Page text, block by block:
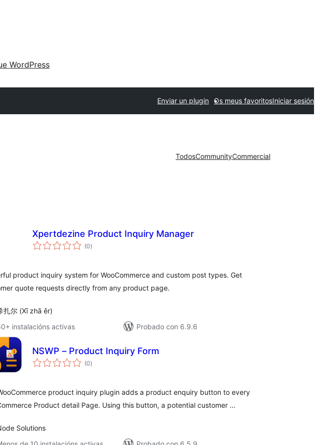
WordPress
Enviar un plugin Os meus favoritosIniciar sesión
TodosCommunityCommercial
Xpertdezine Product Inquiry Manager
(0valoracións
totais
)
product inquiry system for WooCommerce and custom post types. Get
quote requests directly from any product page.
扎尔 (Xī zhā ěr)
instalacións activas
Probado con 6.9.6
NSWP – Product Inquiry Form
(0valoracións
totais
)
product inquiry plugin adds a product enquiry button to every
Product detail Page. Using this button, a potential customer …
Solutions